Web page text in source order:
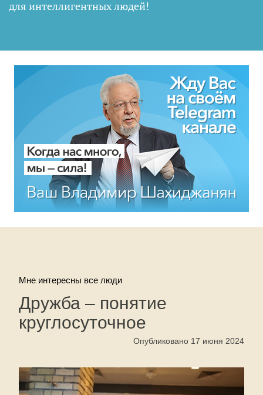
для интеллигентных людей!
Мне интересны все люди
Дружба – понятие
круглосуточное
Опубликовано 17 июня 2024